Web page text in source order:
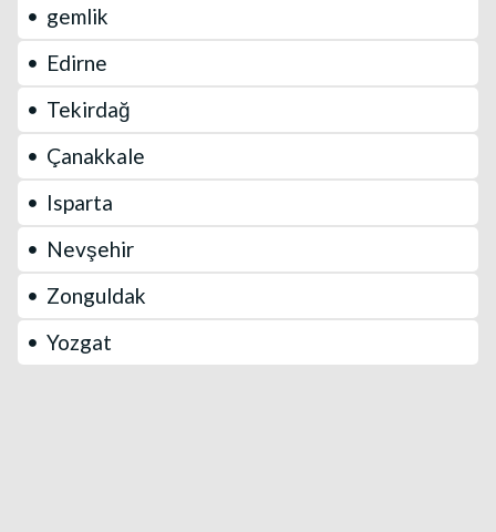
gemlik
Edirne
Tekirdağ
Çanakkale
Isparta
Nevşehir
Zonguldak
Yozgat